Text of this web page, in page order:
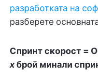
разработката на
разберете
Спринт скорост =
xброй минали